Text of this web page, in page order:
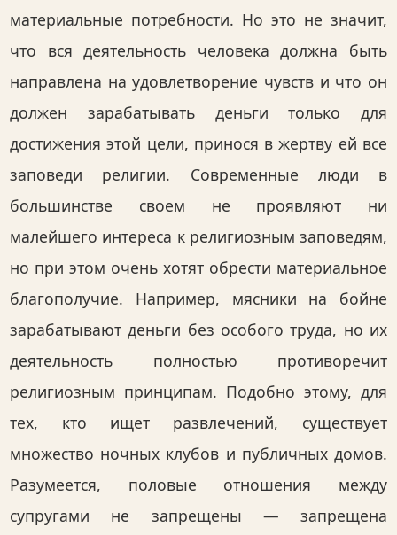
материальные потребности. Но это не значит,
что вся деятельность человека должна быть
направлена на удовлетворение чувств и что он
должен зарабатывать деньги только для
достижения этой цели, принося в жертву ей все
заповеди религии. Современные люди в
большинстве своем не проявляют ни
малейшего интереса к религиозным заповедям,
но при этом очень хотят обрести материальное
благополучие. Например, мясники на бойне
зарабатывают деньги без особого труда, но их
деятельность полностью противоречит
религиозным принципам. Подобно этому, для
тех, кто ищет развлечений, существует
множество ночных клубов и публичных домов.
Разумеется, половые отношения между
супругами не запрещены — запрещена